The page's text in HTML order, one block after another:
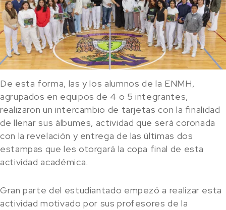
De esta forma, las y los alumnos de la ENMH,
agrupados en equipos de 4 o 5 integrantes,
realizaron un intercambio de tarjetas con la finalidad
de llenar sus álbumes, actividad que será coronada
con la revelación y entrega de las últimas dos
estampas que les otorgará la copa final de esta
actividad académica.
Gran parte del estudiantado empezó a realizar esta
actividad motivado por sus profesores de la